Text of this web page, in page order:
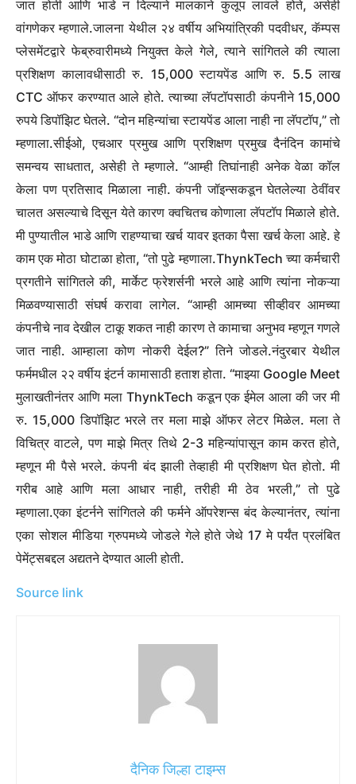
जात होती आणि भाडे न दिल्याने मालकाने कुलूप लावले होते, असेही
वांगणेकर म्हणाले.जालना येथील २४ वर्षीय अभियांत्रिकी पदवीधर, कॅम्पस
प्लेसमेंटद्वारे फेब्रुवारीमध्ये नियुक्त केले गेले, त्याने सांगितले की त्याला
प्रशिक्षण कालावधीसाठी रु. 15,000 स्टायपेंड आणि रु. 5.5 लाख
CTC ऑफर करण्यात आले होते.त्याच्या लॅपटॉपसाठी कंपनीने 15,000
रुपये डिपॉझिट घेतले. “दोन महिन्यांचा स्टायपेंड आला नाही ना लॅपटॉप,” तो
म्हणाला.सीईओ, एचआर प्रमुख आणि प्रशिक्षण प्रमुख दैनंदिन कामांचे
समन्वय साधतात, असेही ते म्हणाले. “आम्ही तिघांनाही अनेक वेळा कॉल
केला पण प्रतिसाद मिळाला नाही. कंपनी जॉइन्सकडून घेतलेल्या ठेवींवर
चालत असल्याचे दिसून येते कारण क्वचितच कोणाला लॅपटॉप मिळाले होते.
मी पुण्यातील भाडे आणि राहण्याचा खर्च यावर इतका पैसा खर्च केला आहे.हे
काम एक मोठा घोटाळा होता, “तो पुढे म्हणाला.ThynkTech च्या कर्मचारी
प्रगतीने सांगितले की, मार्केट फ्रेशर्सनी भरले आहे आणि त्यांना नोकऱ्या
मिळवण्यासाठी संघर्ष करावा लागेल. “आम्ही आमच्या सीव्हीवर आमच्या
कंपनीचे नाव देखील टाकू शकत नाही कारण ते कामाचा अनुभव म्हणून गणले
जात नाही. आम्हाला कोण नोकरी देईल?” तिने जोडले.नंदुरबार येथील
फर्ममधील २२ वर्षीय इंटर्न कामासाठी हताश होता. “माझ्या Google Meet
मुलाखतीनंतर आणि मला ThynkTech कडून एक ईमेल आला की जर मी
रु. 15,000 डिपॉझिट भरले तर मला माझे ऑफर लेटर मिळेल. मला ते
विचित्र वाटले, पण माझे मित्र तिथे 2-3 महिन्यांपासून काम करत होते,
म्हणून मी पैसे भरले. कंपनी बंद झाली तेव्हाही मी प्रशिक्षण घेत होतो. मी
गरीब आहे आणि मला आधार नाही, तरीही मी ठेव भरली,” तो पुढे
म्हणाला.एका इंटर्नने सांगितले की फर्मने ऑपरेशन्स बंद केल्यानंतर, त्यांना
एका सोशल मीडिया ग्रुपमध्ये जोडले गेले होते जेथे 17 मे पर्यंत प्रलंबित
पेमेंट्सबद्दल अद्यतने देण्यात आली होती.
Source link
दैनिक जिल्हा टाइम्स